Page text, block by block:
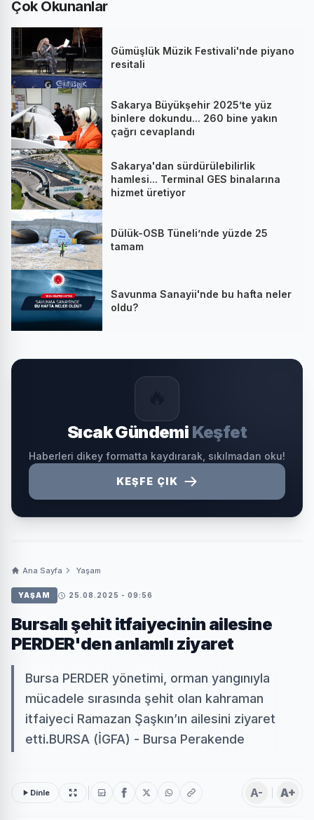
Çok Okunanlar
Gümüşlük Müzik Festivali'nde piyano
resitali
Sakarya Büyükşehir 2025’te yüz
binlere dokundu... 260 bine yakın
çağrı cevaplandı
Sakarya'dan sürdürülebilirlik
hamlesi... Terminal GES binalarına
hizmet üretiyor
Dülük-OSB Tüneli’nde yüzde 25
tamam
Savunma Sanayii'nde bu hafta neler
oldu?
Sıcak Gündemi Keşfet
Haberleri dikey formatta kaydırarak, sıkılmadan oku!
KEŞFE ÇIK
Ana Sayfa Yaşam
YAŞAM 25.08.2025 - 09:56
Bursalı şehit itfaiyecinin ailesine
PERDER'den anlamlı ziyaret
Bursa PERDER yönetimi, orman yangınıyla
mücadele sırasında şehit olan kahraman
itfaiyeci Ramazan Şaşkın’ın ailesini ziyaret
etti.BURSA (İGFA) - Bursa Perakende
Dinle A- A+